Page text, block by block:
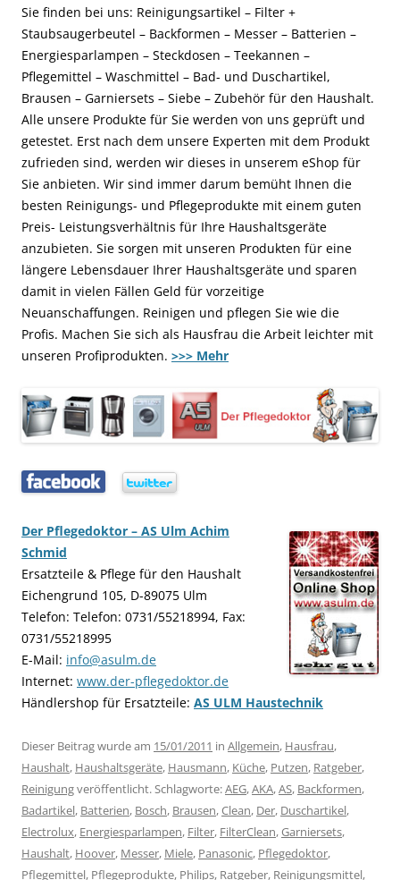
Sie finden bei uns: Reinigungsartikel – Filter +
Staubsaugerbeutel – Backformen – Messer – Batterien –
Energiesparlampen – Steckdosen – Teekannen –
Pflegemittel – Waschmittel – Bad- und Duschartikel,
Brausen – Garniersets – Siebe – Zubehör für den Haushalt.
Alle unsere Produkte für Sie werden von uns geprüft und
getestet. Erst nach dem unsere Experten mit dem Produkt
zufrieden sind, werden wir dieses in unserem eShop für
Sie anbieten. Wir sind immer darum bemüht Ihnen die
besten Reinigungs- und Pflegeprodukte mit einem guten
Preis- Leistungsverhältnis für Ihre Haushaltsgeräte
anzubieten. Sie sorgen mit unseren Produkten für eine
längere Lebensdauer Ihrer Haushaltsgeräte und sparen
damit in vielen Fällen Geld für vorzeitige
Neuanschaffungen. Reinigen und pflegen Sie wie die
Profis. Machen Sie sich als Hausfrau die Arbeit leichter mit
unseren Profiprodukten. >>> Mehr
Der Pflegedoktor – AS Ulm Achim
Schmid
Ersatzteile & Pflege für den Haushalt
Eichengrund 105, D-89075 Ulm
Telefon: Telefon: 0731/55218994, Fax:
0731/55218995
E-Mail: info@asulm.de
Internet: www.der-pflegedoktor.de
Händlershop für Ersatzteile: AS ULM Haustechnik
Dieser Beitrag wurde am 15/01/2011 in Allgemein, Hausfrau,
Haushalt, Haushaltsgeräte, Hausmann, Küche, Putzen, Ratgeber,
Reinigungveröffentlicht. Schlagworte:AEG,AKA,AS, Backformen,
Badartikel, Batterien, Bosch, Brausen,Clean, Der, Duschartikel,
Electrolux, Energiesparlampen, Filter, FilterClean,Garniersets,
Haushalt, Hoover, Messer, Miele, Panasonic, Pflegedoktor,
Pflegemittel, Pflegeprodukte, Philips, Ratgeber, Reinigungsmittel,